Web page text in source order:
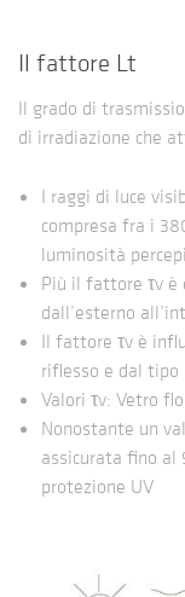
Il fattore Lt
Il grado di
di irradiazione che
I raggi di luce
compresa fra i
luminosità
Più il fattore τv è
dall’esterno
Il fattore τv è
riflesso e dal
Valori τv: Vetro
Nonostante un
assicurata fino al
protezione UV